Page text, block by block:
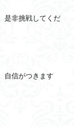
是非挑戦してくだ
自信がつきます